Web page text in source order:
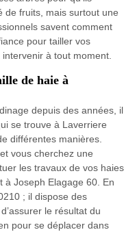
de fruits, mais surtout une
savent comment
pour tailler vos
à tout moment.
de haie à
depuis des années, il
se trouve à Laverriere
différentes manières.
vous cherchez une
les travaux de vos haies
à Joseph Elagage 60. En
; il dispose des
le résultat du
pour se déplacer dans